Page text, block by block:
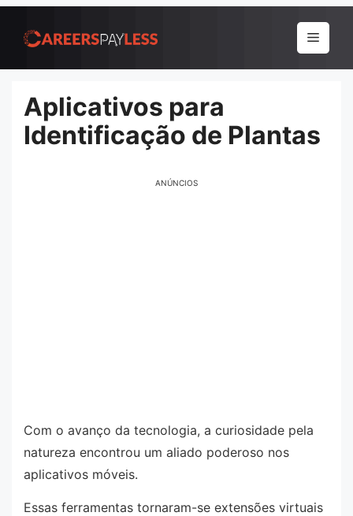
para
conteúdo
Menu
Aplicativos para
Identificação de Plantas
ANÚNCIOS
Com o avanço da tecnologia, a curiosidade pela
natureza encontrou um aliado poderoso nos
aplicativos móveis.
Essas ferramentas tornaram-se extensões virtuais